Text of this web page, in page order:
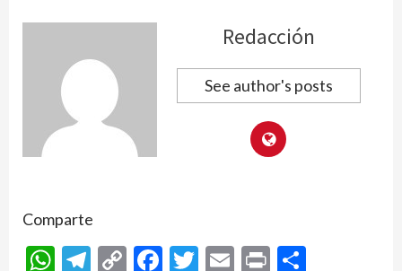
Redacción
See author's posts
Comparte
WhatsApp
Telegram
CopyFacebook
Twitter
Email
Print